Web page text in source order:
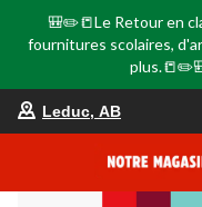
🎒✏️📒Le Retour en
fournitures scolaires,
Leduc, AB